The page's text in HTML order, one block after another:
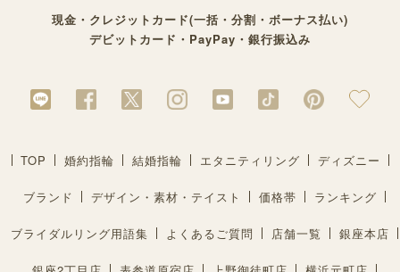
現金・クレジットカード(一括・分割・ボーナス払い)
デビットカード・PayPay・銀行振込み
TOP 婚約指輪 結婚指輪 エタニティリング ディズニー
ブランド デザイン・素材・テイスト 価格帯 ランキング
ブライダルリング用語集 よくあるご質問 店舗一覧 銀座本店